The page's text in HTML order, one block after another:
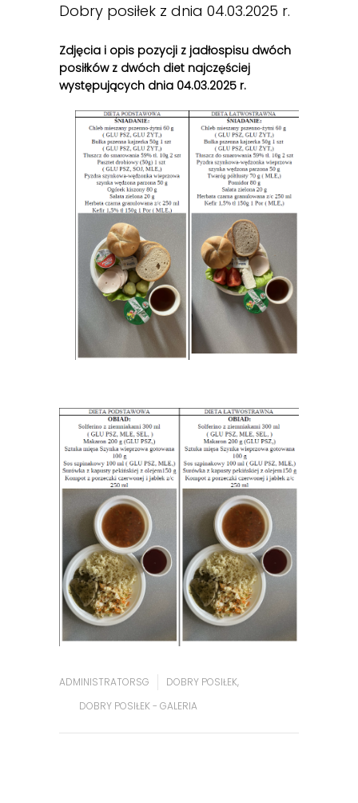
Dobry posiłek z dnia 04.03.2025 r.
Zdjęcia i opis pozycji z jadłospisu dwóch
posiłków z dwóch diet najczęściej
występujących dnia 04.03.2025 r.
ADMINISTRATORSG DOBRY POSIŁEK,
DOBRY POSIŁEK - GALERIA